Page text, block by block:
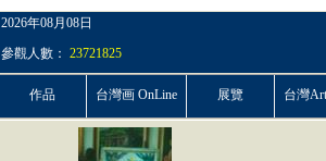
2026年08月08日
參觀人數： 23721825
作品 台灣画 OnLine 展覽 台灣